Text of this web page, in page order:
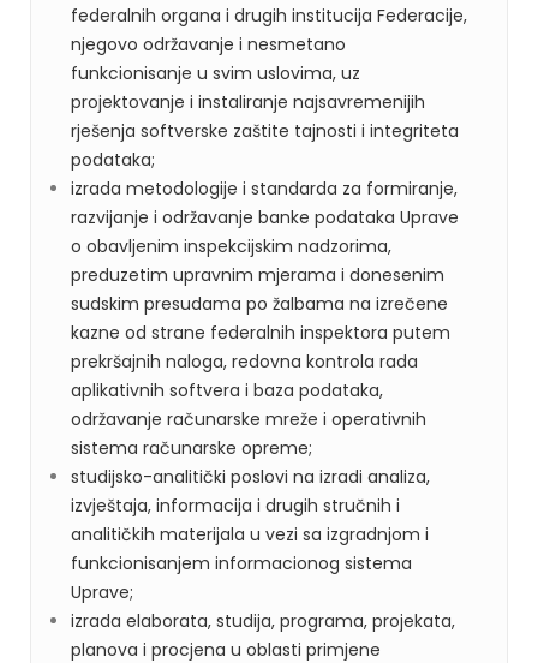
federalnih organa i drugih institucija Federacije,
njegovo održavanje i nesmetano
funkcionisanje u svim uslovima, uz
projektovanje i instaliranje najsavremenijih
rješenja softverske zaštite tajnosti i integriteta
podataka;
izrada metodologije i standarda za formiranje,
razvijanje i održavanje banke podataka Uprave
o obavljenim inspekcijskim nadzorima,
preduzetim upravnim mjerama i donesenim
sudskim presudama po žalbama na izrečene
kazne od strane federalnih inspektora putem
prekršajnih naloga, redovna kontrola rada
aplikativnih softvera i baza podataka,
održavanje računarske mreže i operativnih
sistema računarske opreme;
studijsko-analitički poslovi na izradi analiza,
izvještaja, informacija i drugih stručnih i
analitičkih materijala u vezi sa izgradnjom i
funkcionisanjem informacionog sistema
Uprave;
izrada elaborata, studija, programa, projekata,
planova i procjena u oblasti primjene